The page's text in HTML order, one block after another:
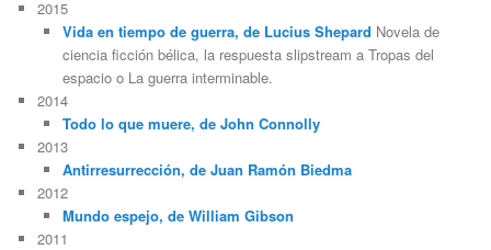
2015
Vida en tiempo de guerra, de Lucius Shepard Novela de
ciencia ficción bélica, la respuesta slipstream a Tropas del
espacio o La guerra interminable.
2014
Todo lo que muere, de John Connolly
2013
Antirresurrección, de Juan Ramón Biedma
2012
Mundo espejo, de William Gibson
2011